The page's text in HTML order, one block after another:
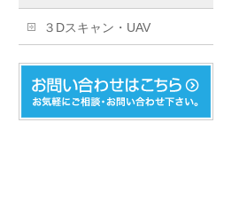
３Dスキャン・UAV